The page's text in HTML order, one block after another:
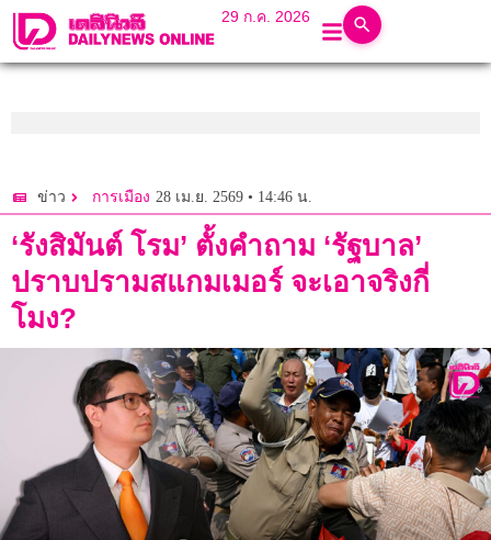
29 ก.ค. 2026
ข่าว การเมือง 28 เม.ย. 2569 • 14:46 น.
‘รังสิมันต์ โรม’ ตั้งคำถาม ‘รัฐบาล’
ปราบปรามสแกมเมอร์ จะเอาจริงกี่
โมง?